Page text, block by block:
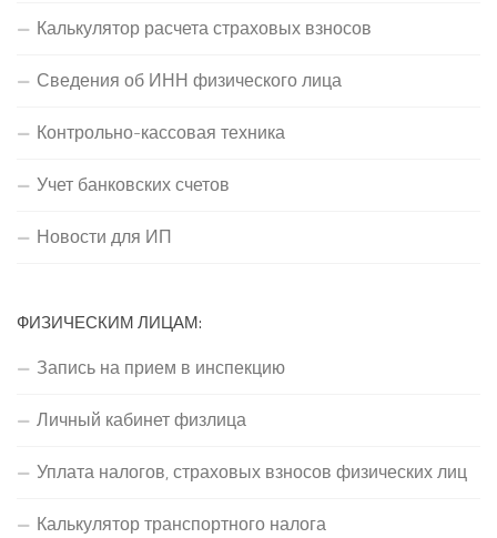
Калькулятор расчета страховых взносов
Сведения об ИНН физического лица
Контрольно-кассовая техника
Учет банковских счетов
Новости для ИП
ФИЗИЧЕСКИМ ЛИЦАМ:
Запись на прием в инспекцию
Личный кабинет физлица
Уплата налогов, страховых взносов физических лиц
Калькулятор транспортного налога